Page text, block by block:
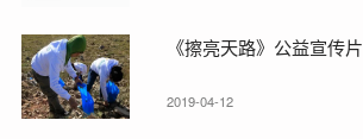
《擦亮天路》公益宣传片
2019-04-12